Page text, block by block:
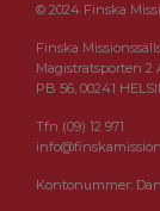
© 2024 Finska
Finska
Magistratsporten 2
PB 56, 00241
Tfn (09) 12 971
Kontonummer: